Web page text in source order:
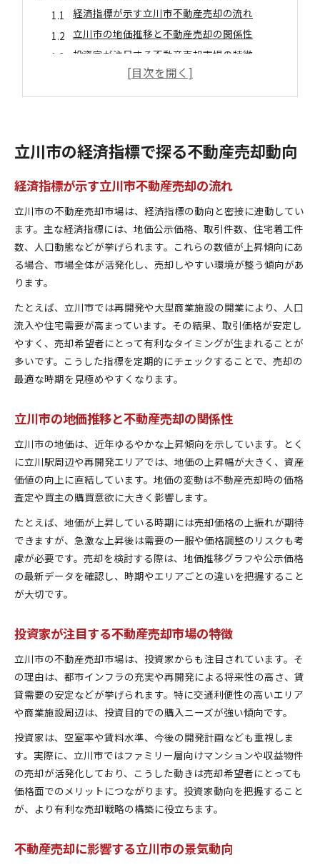
経済指標が示す立川市不動産売却の流れ
立川市の地価推移と不動産売却の関係性
投資家が注目する不動産売却市場の特徴
不動産売却に影響する立川市の景気動向
経済指標から見た不動産売却の賢い判断法
不動産売却に役立つ資産価値分析の重要性
経済指標活用による不動産売却戦略の構築
不動産売却で重視される資産価値の見極め方
経済データから読み解く立川市の価値
最新経済データで知る立川市不動産売却事情
不動産売却市場で注目されるデータ活用法
立川市の不動産売却に役立つ経済データとは
経済データで把握する不動産売却の最適時期
立川市における売却タイミングの見極め方
不動産売却のタイミングを左右する経済指標
資産価値と売却タイミングの最適な関係性
経済動向から考える不動産売却の好機
立川市で後悔しない不動産売却のポイント
資産向上へ導く経済指標の活用術
立川市資産価値アップのための指標活用法
経済指標を使った不動産売却戦略の実践例
資産向上を目指す不動産売却の具体的手法
経済指標で読む立川市の不動産売却市況
不動産売却に影響する市況トレンドの最新動向
立川市の不動産市況が売却判断に与える影響
今後注目したい立川市の市況変化と売却戦略
経済指標で見抜く不動産市況のポイント
立川市の経済指標で探る不動産売却動向
経済指標が示す立川市不動産売却の流れ
立川市の不動産売却市場は、経済指標の動向と密接に連動してい
ます。主な経済指標には、地価公示価格、取引件数、住宅着工件
数、人口動態などが挙げられます。これらの数値が上昇傾向にあ
る場合、市場全体が活発化し、売却しやすい環境が整う傾向があ
ります。
たとえば、立川市では再開発や大型商業施設の開業により、人口
流入や住宅需要が高まっています。その結果、取引価格が安定し
やすく、売却希望者にとって有利なタイミングが生まれることが
多いです。こうした指標を定期的にチェックすることで、売却の
最適な時期を見極めやすくなります。
立川市の地価推移と不動産売却の関係性
立川市の地価は、近年ゆるやかな上昇傾向を示しています。とく
に立川駅周辺や再開発エリアでは、地価の上昇幅が大きく、資産
価値の向上に直結しています。地価の変動は不動産売却時の価格
査定や買主の購買意欲に大きく影響します。
たとえば、地価が上昇している時期には売却価格の上振れが期待
できますが、急激な上昇後は需要の一服や価格調整のリスクも考
慮が必要です。売却を検討する際は、地価推移グラフや公示価格
の最新データを確認し、時期やエリアごとの違いを把握すること
が大切です。
投資家が注目する不動産売却市場の特徴
立川市の不動産売却市場は、投資家からも注目されています。そ
の理由は、都市インフラの充実や再開発による将来性の高さ、賃
貸需要の安定などが挙げられます。特に交通利便性の高いエリア
や商業施設周辺は、投資目的での購入ニーズが強い傾向です。
投資家は、空室率や賃料水準、今後の開発計画なども重視しま
す。実際に、立川市ではファミリー層向けマンションや収益物件
の売却が活発化しており、こうした動きは売却希望者にとっても
価格面でのメリットにつながります。投資家動向を把握すること
が、より有利な売却戦略の構築に役立ちます。
不動産売却に影響する立川市の景気動向